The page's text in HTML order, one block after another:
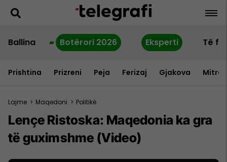
Ballina Botërori 2026 Eksperti Të
Prishtina Prizreni Peja Ferizaj Gjakova
Lajme > Maqedoni > Politikë
Lençe Ristoska: Maqedonia ka gra
të guximshme (Video)